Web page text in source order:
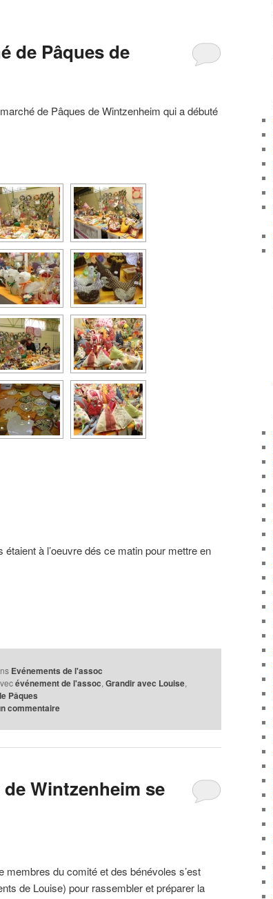
de Pâques de
de Pâques de Wintzenheim qui a débuté
à l’oeuvre dés ce matin pour mettre en
Evénements de l'assoc
événement de l'assoc,Grandir avec Louise,
Pâques
commentaire
Wintzenheim se
membres du comité et des bénévoles s’est
de Louise) pour rassembler et préparer la